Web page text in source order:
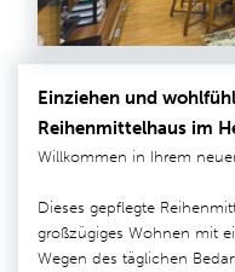
Einziehen und
Reihenmittelhaus im
Willkommen in Ihrem
Dieses gepflegte
großzügiges Wohnen mit
Wegen des täglichen